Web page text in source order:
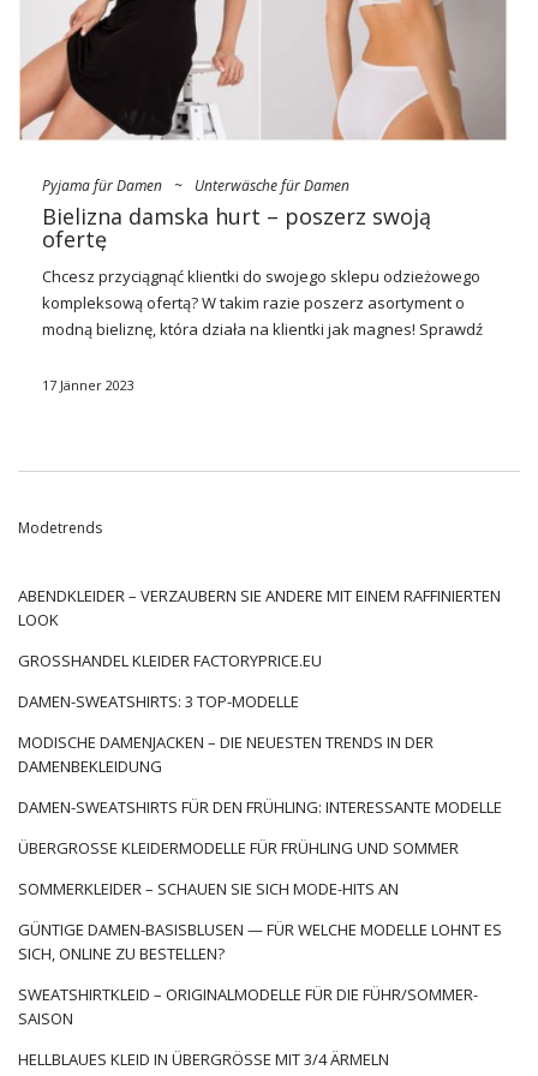
Pyjama für Damen ~ Unterwäsche für Damen
Bielizna damska hurt – poszerz swoją
ofertę
Chcesz przyciągnąć klientki do swojego sklepu odzieżowego
kompleksową ofertą? W takim razie poszerz asortyment o
modną bieliznę, która działa na klientki jak magnes! Sprawdź
modele warto włączyć do sprzedaży.
Podkręć asortyment odzieżowego
rodzaju produktów, dlatego poszerz asortyment sklepu o
modną bieliznę! Tym sposobem pokażesz, że zależy ci na
rozwoju oferty i że u ciebie panie zawsze znajdą coś nowego i
majtki i skarpetki, nie są drogie, więc panie mogą je wrzucać do
kupują sobie nową …
17 Jänner 2023
Modetrends
ABENDKLEIDER – VERZAUBERN SIE ANDERE MIT EINEM RAFFINIERTEN
LOOK
GROSSHANDEL KLEIDER FACTORYPRICE.EU
DAMEN-SWEATSHIRTS: 3 TOP-MODELLE
MODISCHE DAMENJACKEN – DIE NEUESTEN TRENDS IN DER
DAMENBEKLEIDUNG
DAMEN-SWEATSHIRTS FÜR DEN FRÜHLING: INTERESSANTE MODELLE
ÜBERGROSSE KLEIDERMODELLE FÜR FRÜHLING UND SOMMER
SOMMERKLEIDER – SCHAUEN SIE SICH MODE-HITS AN
GÜNTIGE DAMEN-BASISBLUSEN — FÜR WELCHE MODELLE LOHNT ES
SICH, ONLINE ZU BESTELLEN?
SWEATSHIRTKLEID – ORIGINALMODELLE FÜR DIE FÜHR/SOMMER-
SAISON
HELLBLAUES KLEID IN ÜBERGRÖSSE MIT 3/4 ÄRMELN